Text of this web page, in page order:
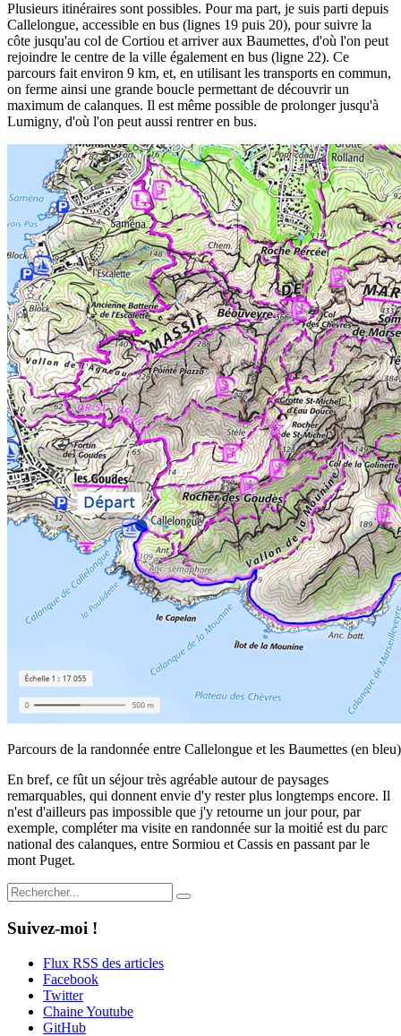
Plusieurs itinéraires sont possibles. Pour ma part, je suis parti depuis
Callelongue, accessible en bus (lignes 19 puis 20), pour suivre la
côte jusqu'au col de Cortiou et arriver aux Baumettes, d'où l'on peut
rejoindre le centre de la ville également en bus (ligne 22). Ce
parcours fait environ 9 km, et, en utilisant les transports en commun,
on ferme ainsi une grande boucle permettant de découvrir un
maximum de calanques. Il est même possible de prolonger jusqu'à
Lumigny, d'où l'on peut aussi rentrer en bus.
Parcours de la randonnée entre Callelongue et les Baumettes (en bleu)
En bref, ce fût un séjour très agréable autour de paysages
remarquables, qui donnent envie d'y rester plus longtemps encore. Il
n'est d'ailleurs pas impossible que j'y retourne un jour pour, par
exemple, compléter ma visite en randonnée sur la moitié est du parc
national des calanques, entre Sormiou et Cassis en passant par le
mont Puget.
Suivez-moi !
Flux RSS des articles
Facebook
Twitter
Chaine Youtube
GitHub